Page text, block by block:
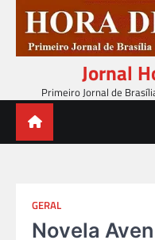
content
Jornal
Primeiro Jornal de
GERAL
Novela